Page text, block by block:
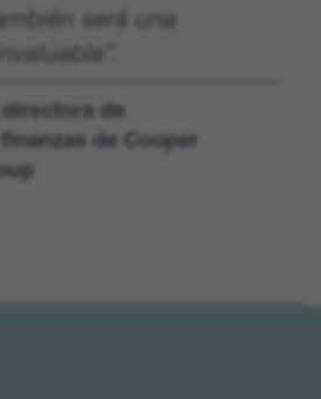
será una
directora de
de Cooper